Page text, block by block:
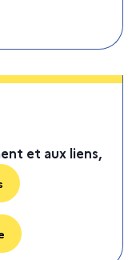
et aux liens,